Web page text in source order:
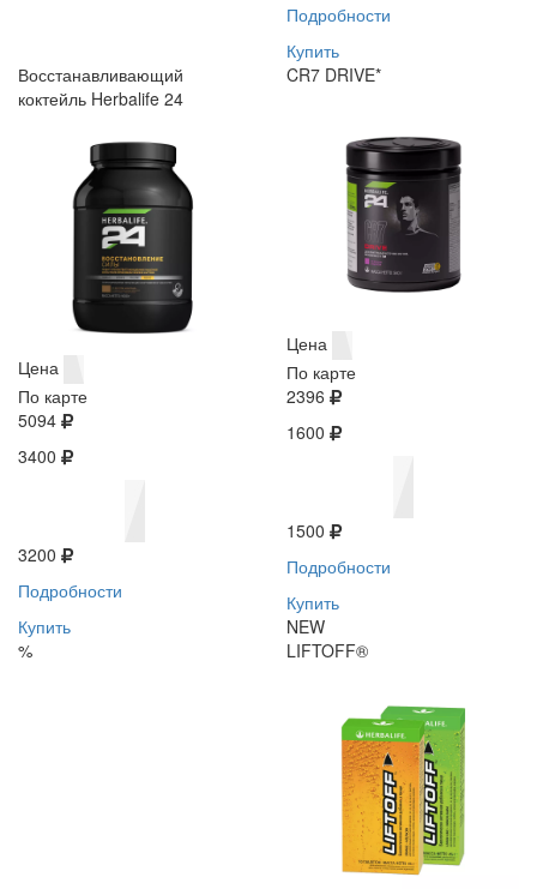
Подробности
Купить
Восстанавливающий
коктейль Herbalife 24
Цена
По карте
5094
3400
3200
Подробности
Купить
%
CR7 DRIVE*
Цена
По карте
2396
1600
1500
Подробности
Купить
NEW
LIFTOFF®